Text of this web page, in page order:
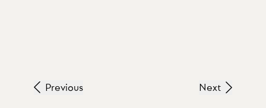
Previous Next